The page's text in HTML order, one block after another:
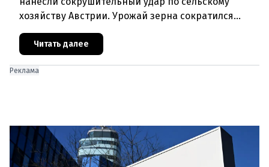
хозяйству Австрии. Урожай зерна сократился
потери достигают 80 процентов.
Читать далее
Реклама